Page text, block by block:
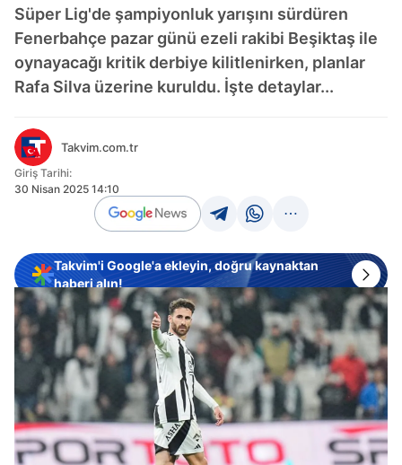
Süper Lig'de şampiyonluk yarışını sürdüren
Fenerbahçe pazar günü ezeli rakibi Beşiktaş ile
oynayacağı kritik derbiye kilitlenirken, planlar
Rafa Silva üzerine kuruldu. İşte detaylar...
Takvim.com.tr
Giriş Tarihi:
30 Nisan 2025 14:10
Takvim'i Google'a ekleyin, doğru kaynaktan
haberi alın!